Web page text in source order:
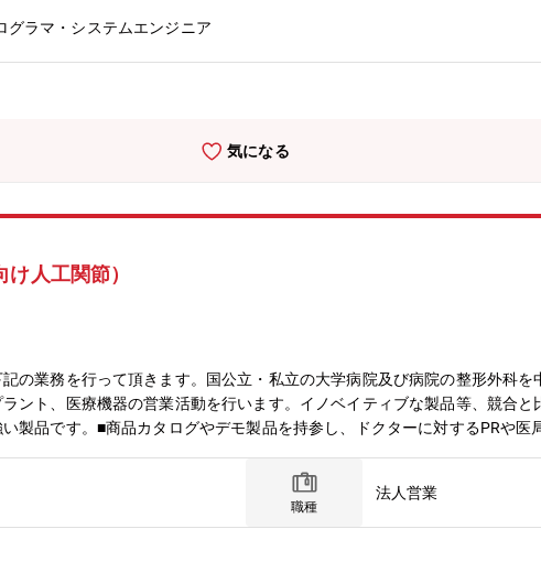
担当職務は経験・適性の確認後に決定させていただきます。■三菱電機冷
1956年に冷凍機の生産を始めました。主にビルや工場用の空調機や冷凍機
企画開発部門と技術部門が集約され、受賞歴も多数あり、高い技術力を
携し、世界の空調市場を牽引しています。◆主要なシステムの構成・
ただきます。一人で作業するのではなくすべてチーム対応し、メンターも
グラマ・システムエンジニア
気になる
人工関節）
の業務を行って頂きます。国公立・私立の大学病院及び病院の整形外科
ント、医療機器の営業活動を行います。イノベイティブな製品等、競合
製品です。■商品カタログやデモ製品を持参し、ドクターに対するPRや医
Medial Pivot Knee」の臨床成績を基にデザインされた「EVOLUTION」シ
されています。■人工股関節（hip領域）：通常の形状（FIXタイプ）だけ
」も扱っており、現場のニーズに合わせた商品の提案が可能です。【働
での社内のコミュニケーションに加え、最低月1回は営業所ごとの会議を行
職種
法人営業